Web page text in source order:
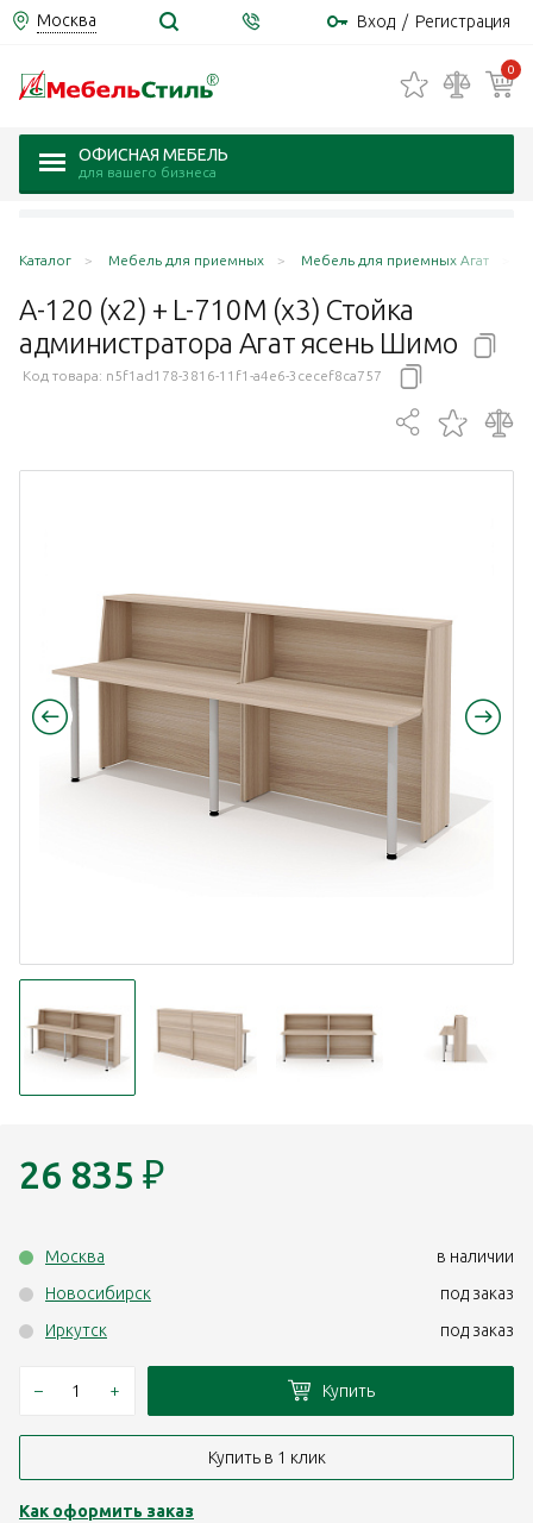
Москва Вход / Регистрация
0
ОФИСНАЯ МЕБЕЛЬ
для вашего бизнеса
Каталог Мебель для приемных Мебель для приемных Агат
А-120 (x2) + L-710М (х3) Стойка
администратора Агат ясень Шимо
Код товара: n5f1ad178-3816-11f1-a4e6-3cecef8ca757
26 835 ₽
Москва
в наличии
Новосибирск
под заказ
Иркутск
под заказ
– + Купить
Купить в 1 клик
Как оформить заказ